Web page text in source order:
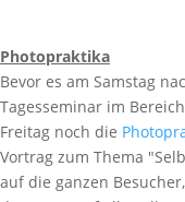
Photopraktika
Bevor es am Samstag
Tagesseminar im
Freitag noch die
Vortrag zum Thema
auf die ganzen